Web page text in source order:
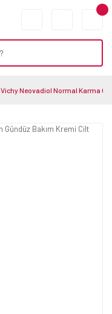
Vichy Neovadiol Normal Karma